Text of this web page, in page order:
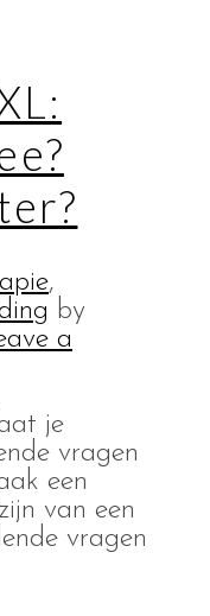
,
by
a
je
vragen
een
van een
vragen